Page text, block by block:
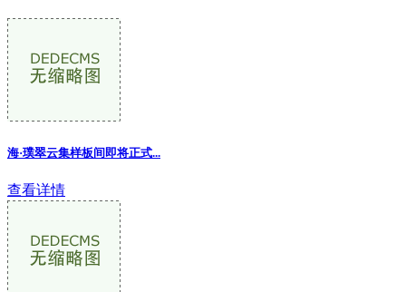
海·璞翠云集样板间即将正式...
查看详情